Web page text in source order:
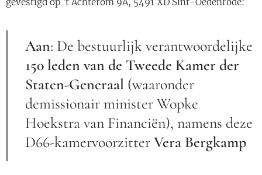
Aan: De bestuurlijk verantwoordelijke
150 leden van de Tweede Kamer der
Staten-Generaal (waaronder
demissionair minister Wopke
Hoekstra van Financiën), namens deze
D66-kamervoorzitterVera Bergkamp